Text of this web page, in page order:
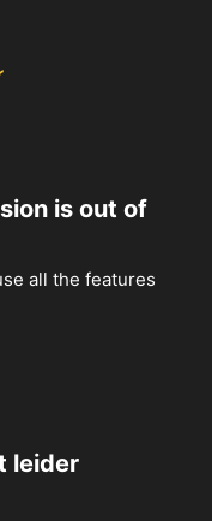
is out of
all the features
leider